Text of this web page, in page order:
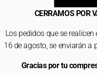
CERRAMOS POR
Los pedidos que se realicen
16 de agosto, se enviarán a
Gracias por tu